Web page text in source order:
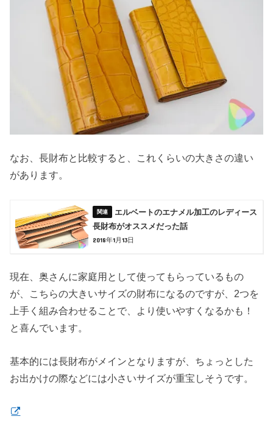
なお、長財布と比較すると、これくらいの大きさの違い
があります。
エルベートのエナメル加工のレディース
長財布がオススメだった話
2018年1月13日
現在、奥さんに家庭用として使ってもらっているもの
が、こちらの大きいサイズの財布になるのですが、2つを
上手く組み合わせることで、より使いやすくなるかも！
と喜んでいます。
基本的には長財布がメインとなりますが、ちょっとした
お出かけの際などには小さいサイズが重宝しそうです。